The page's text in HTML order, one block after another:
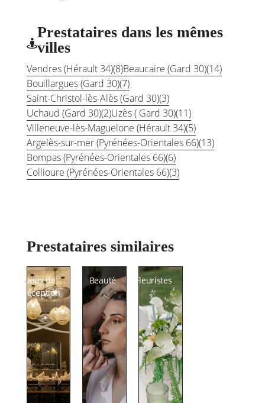

Prestataires dans les mêmes
villes
Vendres (Hérault 34)(8)Beaucaire (Gard 30)(14)
Bouillargues (Gard 30)(7)
Saint-Christol-lès-Alès (Gard 30)(3)
Uchaud (Gard 30)(2)Uzès ( Gard 30)(11)
Villeneuve-lès-Maguelone (Hérault 34)(5)
Argelès-sur-mer (Pyrénées-Orientales 66)(13)
Bompas (Pyrénées-Orientales 66)(6)
Collioure (Pyrénées-Orientales 66)(3)
Prestataires similaires
Lieux de
réception
Beauté Fleuristes